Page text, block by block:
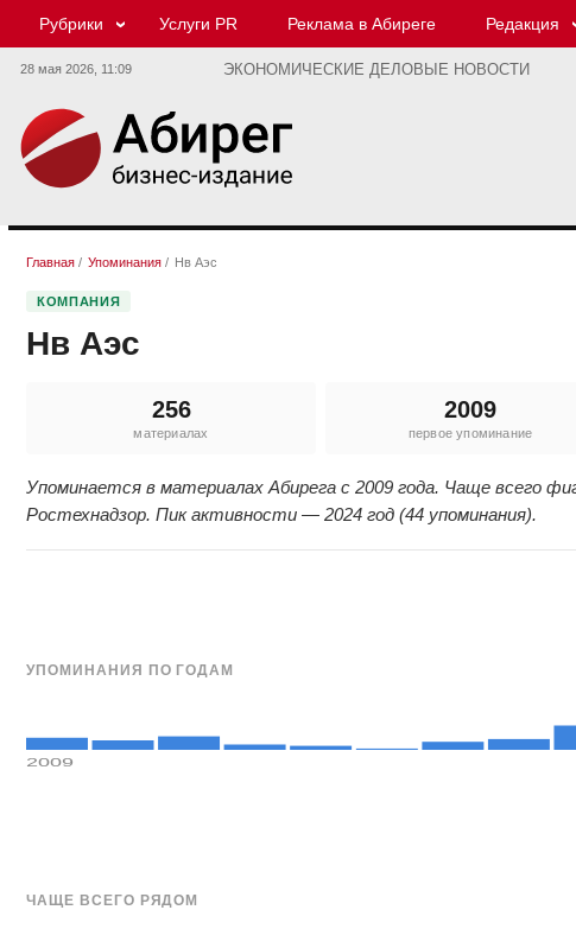
Рубрики Услуги PR Реклама в Абиреге Редакция
28 мая 2026, 11:09 ЭКОНОМИЧЕСКИЕ ДЕЛОВЫЕ НОВОСТИ
Главная / Упоминания / Нв Аэс
КОМПАНИЯ
Нв Аэс
256
материалах
2009
первое упоминание
Упоминается в материалах Абирега с 2009 года. Чаще всего
Ростехнадзор. Пик активности — 2024 год (44 упоминания).
УПОМИНАНИЯ ПО ГОДАМ
2009
ЧАЩЕ ВСЕГО РЯДОМ